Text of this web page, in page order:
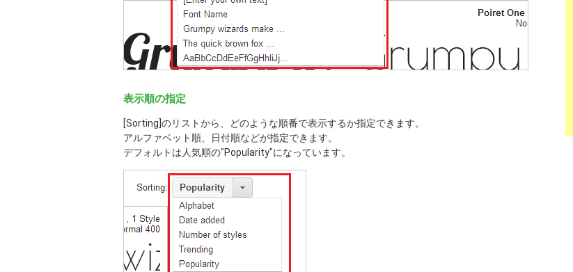
表示順の指定
[Sorting]のリストから、どのような順番で表示するか指定できます。
アルファベット順、日付順などが指定できます。
デフォルトは人気順の"Popularity"になっています。